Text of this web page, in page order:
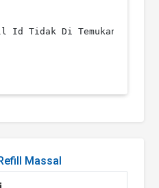
Id Tidak Di Temukan"
Massal